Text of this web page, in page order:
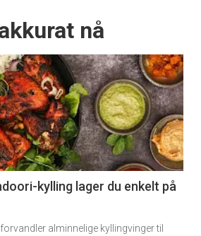
nå
kylling lager du enkelt på
alminnelige kyllingvinger til